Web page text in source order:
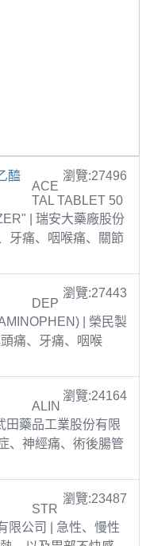
醯
瀏覽:27496
ACE
TAL TABLET 50
| 瑞安大藥廠股份
牙痛、咽喉痛、關節
瀏覽:27443
DEP
| 榮民製
痛、牙痛、咽喉
瀏覽:24164
ALIN
田藥品工業股份有限
、神經痛、術後腸管
瀏覽:23487
STR
限公司 | 急性、慢性